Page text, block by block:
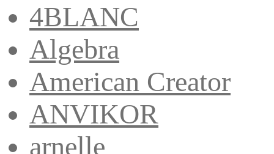
4BLANC
Algebra
American Creator
ANVIKOR
arnelle